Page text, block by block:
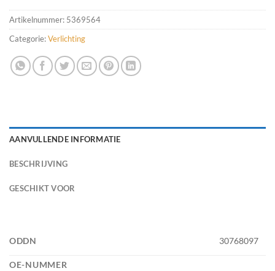
Artikelnummer: 5369564
Categorie:Verlichting
AANVULLENDE INFORMATIE
BESCHRIJVING
GESCHIKT VOOR
ODDN 30768097
OE-NUMMER